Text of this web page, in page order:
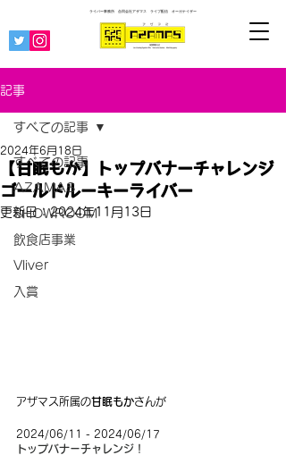
ライバー事務所 合同会社アザマス ライブ配信 オーガナイザー
記事
すべての記事
AZAMAS
SHOWROOM
飲食店事業
Vliver
入賞
すべての記事
【甘眠もか】トップバナーチャレンジ
ゴールドルーキーライバー
2024年6月18日
更新日：2024年11月13日
アザマス所属の甘眠もかさんが
2024/06/11 - 2024/06/17
トップバナーチャレンジ！